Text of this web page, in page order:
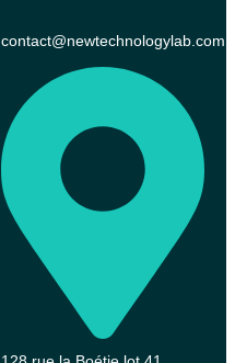
contact@newtechnologylab.com